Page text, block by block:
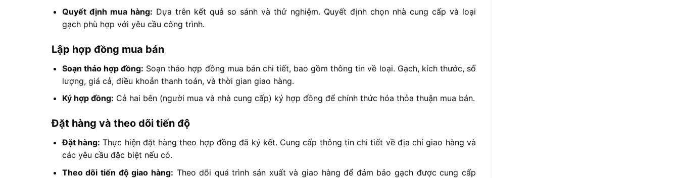
Quyết định mua hàng: Dựa trên kết quả so sánh và thử nghiệm. Quyết định chọn nhà cung cấp và loại
gạch phù hợp với yêu cầu công trình.
Lập hợp đồng mua bán
Soạn thảo hợp đồng: Soạn thảo hợp đồng mua bán chi tiết, bao gồm thông tin về loại. Gạch, kích thước, số
lượng, giá cả, điều khoản thanh toán, và thời gian giao hàng.
Ký hợp đồng: Cả hai bên (người mua và nhà cung cấp) ký hợp đồng để chính thức hóa thỏa thuận mua bán.
Đặt hàng và theo dõi tiến độ
Đặt hàng: Thực hiện đặt hàng theo hợp đồng đã ký kết. Cung cấp thông tin chi tiết về địa chỉ giao hàng và
các yêu cầu đặc biệt nếu có.
Theo dõi tiến độ giao hàng: Theo dõi quá trình sản xuất và giao hàng để đảm bảo gạch được cung cấp